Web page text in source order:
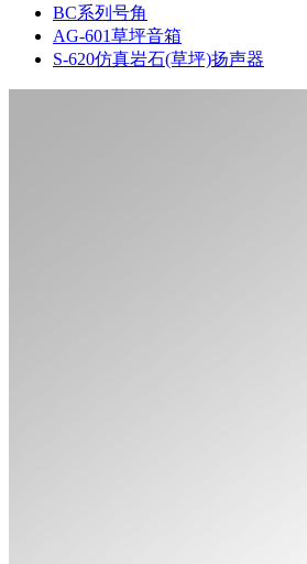
BC系列号角
AG-601草坪音箱
S-620仿真岩石(草坪)扬声器